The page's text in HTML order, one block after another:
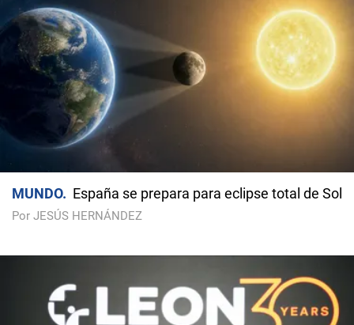
MUNDO España se prepara para eclipse total de Sol
Por JESÚS HERNÁNDEZ